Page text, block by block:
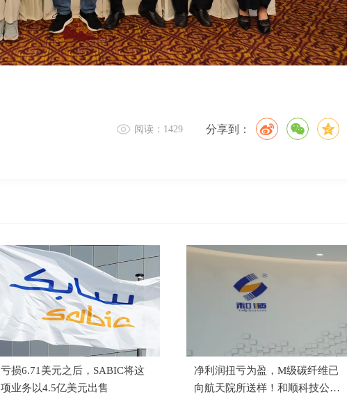
阅读：1429 分享到：
亏损6.71美元之后，SABIC将这
项业务以4.5亿美元出售
净利润扭亏为盈，M级碳纤维已
向航天院所送样！和顺科技公布